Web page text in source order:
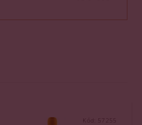
Kód: 57255